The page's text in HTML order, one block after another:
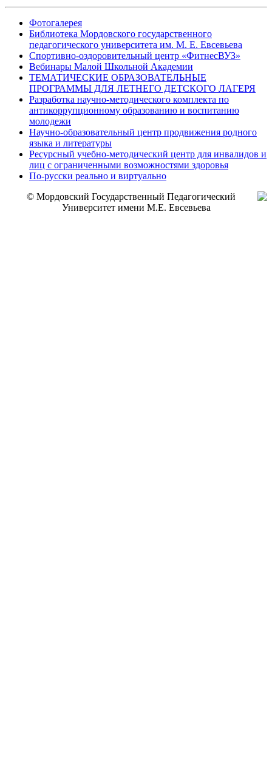
Фотогалерея
Библиотека Мордовского государственного
педагогического университета им. М. Е. Евсевьева
Спортивно-оздоровительный центр «ФитнесВУЗ»
Вебинары Малой Школьной Академии
ТЕМАТИЧЕСКИЕ ОБРАЗОВАТЕЛЬНЫЕ
ПРОГРАММЫ ДЛЯ ЛЕТНЕГО ДЕТСКОГО ЛАГЕРЯ
Разработка научно-методического комплекта по
антикоррупционному образованию и воспитанию
молодежи
Научно-образовательный центр продвижения родного
языка и литературы
Ресурсный учебно-методический центр для инвалидов и
лиц с ограниченными возможностями здоровья
По-русски реально и виртуально
© Мордовский Государственный Педагогический
Университет имени М.Е. Евсевьева